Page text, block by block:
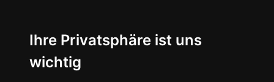
Ihre Privatsphäre ist uns
wichtig